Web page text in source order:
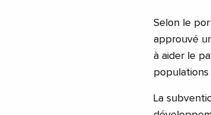
Selon le
approuvé
à aider le
populations
La